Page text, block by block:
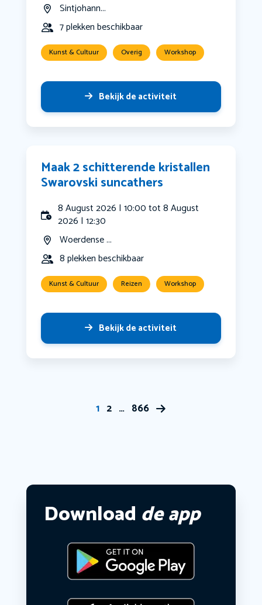
Sintjohann...
7 plekken beschikbaar
Kunst & Cultuur Overig Workshop
Bekijk de activiteit
Maak 2 schitterende kristallen
Swarovski suncathers
8 August 2026 | 10:00 tot 8 August
2026 | 12:30
Woerdense ...
8 plekken beschikbaar
Kunst & Cultuur Reizen Workshop
Bekijk de activiteit
1 2 … 866
Download de app